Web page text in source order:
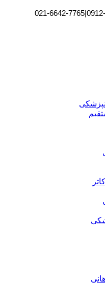
|
021-6642-7765